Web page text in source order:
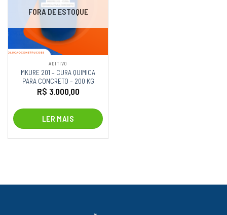
FORA DE ESTOQUE
ADITIVO
MKURE 201 – CURA QUIMICA
PARA CONCRETO – 200 KG
R$ 3.000,00
LER MAIS